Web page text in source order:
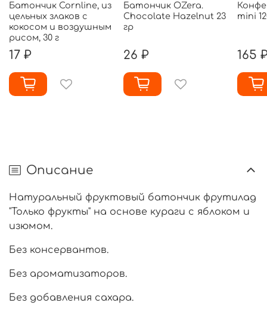
Батончик Cornline, из
цельных злаков с
кокосом и воздушным
рисом, 30 г
17 ₽
Батончик OZera.
Chocolate Hazelnut 23
гр
26 ₽
mini
165
Описание
Натуральный фруктовый батончик фрутилад
"Только фрукты" на основе кураги с яблоком и
изюмом.
Без консервантов.
Без ароматизаторов.
Без добавления сахара.